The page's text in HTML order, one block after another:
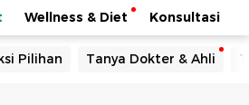
Wellness & Diet Konsultasi
Pilihan Tanya Dokter & Ahli